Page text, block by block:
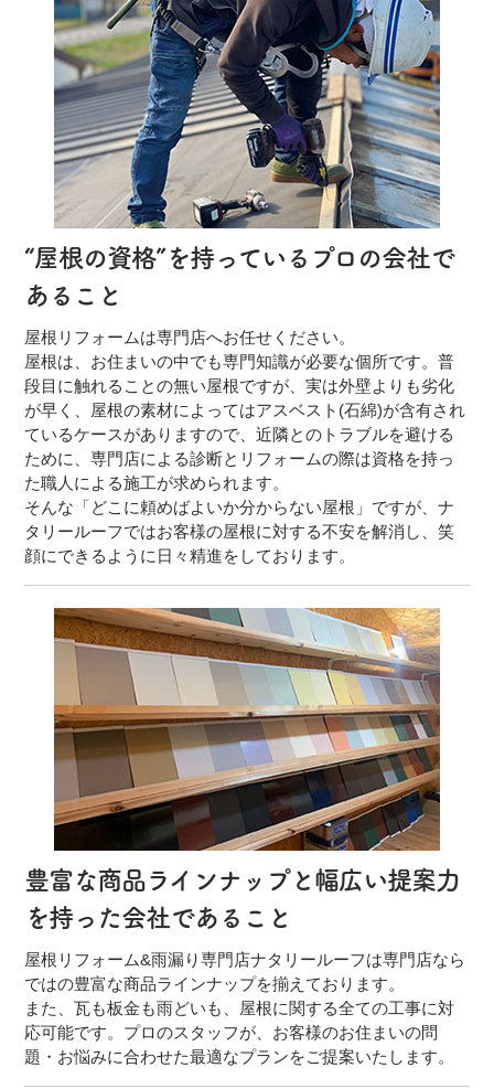
“屋根の資格”を持っているプロの会社で
あること
屋根リフォームは専門店へお任せください。
屋根は、お住まいの中でも専門知識が必要な個所です。普
段目に触れることの無い屋根ですが、実は外壁よりも劣化
が早く、屋根の素材によってはアスベスト(石綿)が含有され
ているケースがありますので、近隣とのトラブルを避ける
ために、専門店による診断とリフォームの際は資格を持っ
た職人による施工が求められます。
そんな「どこに頼めばよいか分からない屋根」ですが、ナ
タリールーフではお客様の屋根に対する不安を解消し、笑
顔にできるように日々精進をしております。
豊富な商品ラインナップと幅広い提案力
を持った会社であること
屋根リフォーム&雨漏り専門店ナタリールーフは専門店なら
ではの豊富な商品ラインナップを揃えております。
また、瓦も板金も雨どいも、屋根に関する全ての工事に対
応可能です。プロのスタッフが、お客様のお住まいの問
題・お悩みに合わせた最適なプランをご提案いたします。